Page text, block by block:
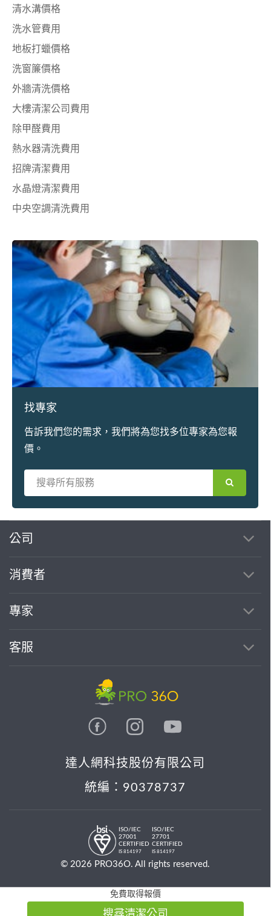
清水溝價格
洗水管費用
地板打蠟價格
洗窗簾價格
外牆清洗價格
大樓清潔公司費用
除甲醛費用
熱水器清洗費用
招牌清潔費用
水晶燈清潔費用
中央空調清洗費用
找專家
告訴我們您的需求，我們將為您找多位專家為您報
價。
公司
消費者
專家
客服
達人網科技股份有限公司
統編：90378737
ISO/IEC
27001
CERTIFIED
IS 814197
ISO/IEC
27701
CERTIFIED
IS 814197
© 2026 PRO36O. All rights reserved.
免費取得報價
繼續完成